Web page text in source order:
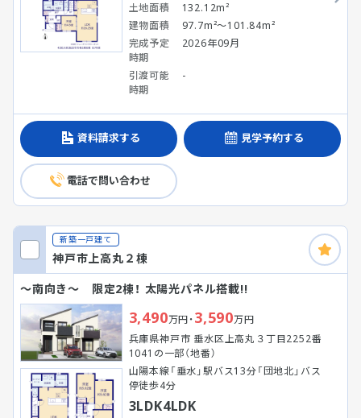
土地面積
132.12m²
建物面積
97.7m²～101.84m²
完成予定
時期
2026年09月
引渡可能
時期
-
資料請求する 見学予約する
電話で問い合わせ
新築一戸建て
神戸市上高丸２棟
～南向き～ 限定2棟！ 太陽光パネル搭載!!
3,490万円・3,590万円
兵庫県神戸市 垂水区上高丸３丁目2252番
1041の一部（地番）
山陽本線「垂水」駅バス13分「団地北」バス
停徒歩4分
3LDK4LDK